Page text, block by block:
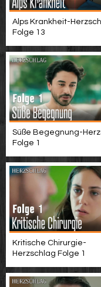
Alps Krankheit-
Folge 13
Süße Begegnung-
Folge 1
Kritische Chirurgie-
Herzschlag Folge 1